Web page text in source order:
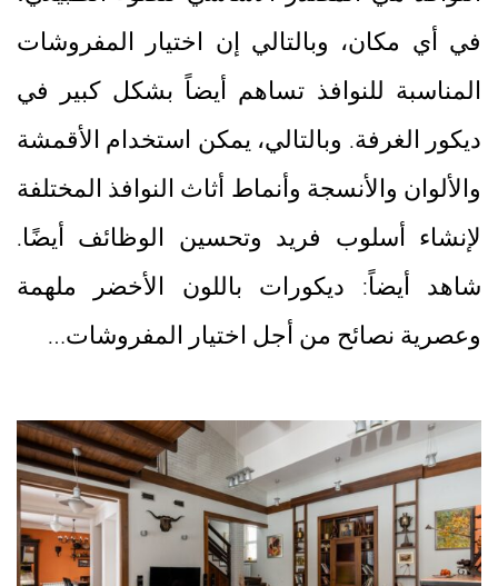
في أي مكان، وبالتالي إن اختيار المفروشات
المناسبة للنوافذ تساهم أيضاً بشكل كبير في
ديكور الغرفة. وبالتالي، يمكن استخدام الأقمشة
والألوان والأنسجة وأنماط أثاث النوافذ المختلفة
لإنشاء أسلوب فريد وتحسين الوظائف أيضًا.
شاهد أيضاً: ديكورات باللون الأخضر ملهمة
وعصرية نصائح من أجل اختيار المفروشات…